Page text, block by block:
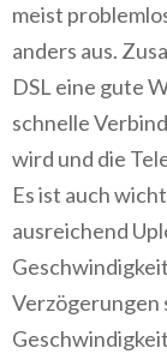
meist
anders aus.
DSL eine gute
schnelle
wird und die
Es ist auch
ausreichend
Verzögerungen